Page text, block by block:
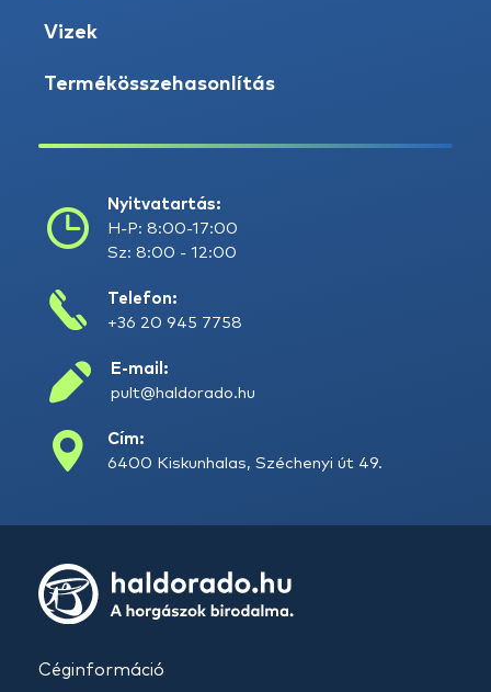
Vizek
Termékösszehasonlítás
Nyitvatartás:
H-P: 8:00-17:00
Sz: 8:00 - 12:00
Telefon:
+36 20 945 7758
E-mail:
pult@haldorado.hu
Cím:
6400 Kiskunhalas, Széchenyi út 49.
Céginformáció